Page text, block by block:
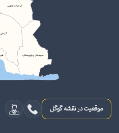
موقعیت در نقشه گوگل